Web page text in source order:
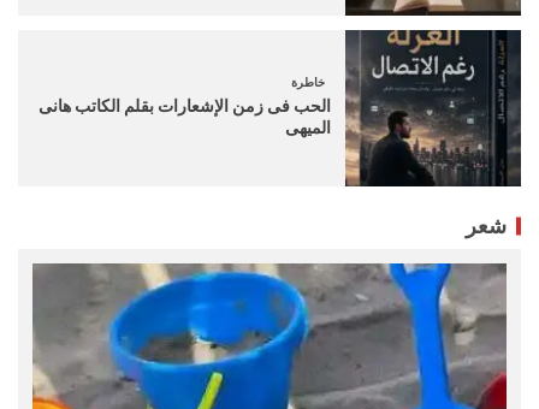
خاطرة
الحب فى زمن الإشعارات بقلم الكاتب هانى
الميهى
شعر